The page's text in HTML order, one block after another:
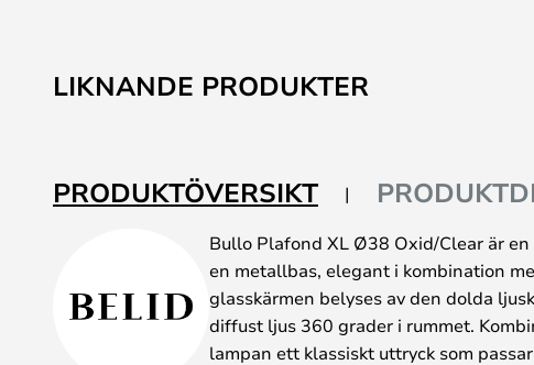
LIKNANDE PRODUKTER
PRODUKTÖVERSIKT
Bullo Plafond XL Ø38 Oxid/Clear är
en metallbas, elegant i kombination
glasskärmen belyses av den dolda
diffust ljus 360 grader i rummet.
lampan ett klassiskt uttryck som